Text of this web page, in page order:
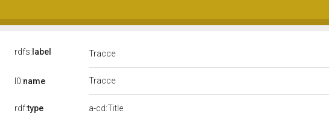
rdfs: label Tracce
l0:name Tracce
rdf:type
a-cd:Title